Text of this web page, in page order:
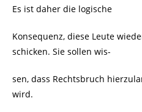
Es ist daher die logische
Konsequenz, diese Leute
schicken. Sie sollen wis-
sen, dass Rechtsbruch
wird.